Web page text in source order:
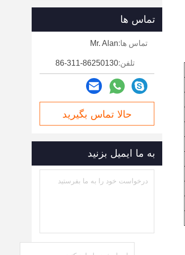
تماس ها
تماس ها:Mr. Alan
تلفن:86-311-86250130
حالا تماس بگیرید
به ما ایمیل بزنید